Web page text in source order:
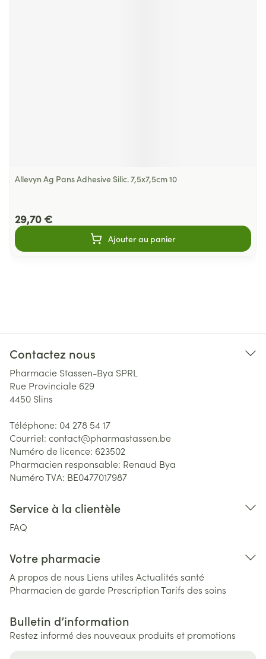
Allevyn Ag Pans Adhesive Silic. 7,5x7,5cm 10
29,70 €
Ajouter au panier
Contactez nous
Pharmacie Stassen-Bya SPRL
Rue Provinciale 629
4450 Slins
Téléphone: 04 278 54 17
Courriel: contact@pharmastassen.be
Numéro de licence: 623502
Pharmacien responsable: Renaud Bya
Numéro TVA: BE0477017987
Service à la clientèle
FAQ
Votre pharmacie
A propos de nous Liens utiles Actualités santé
Pharmacien de garde PrescriptionTarifs des soins
Bulletin d’information
Restez informé des nouveaux produits et promotions